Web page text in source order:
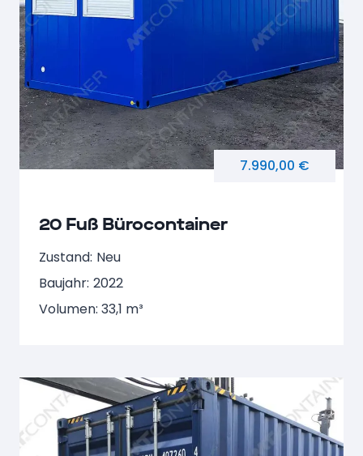
20 Fuß Bürocontainer
7.990,00 €
Zustand: Neu
Baujahr: 2022
Volumen: 33,1 m³